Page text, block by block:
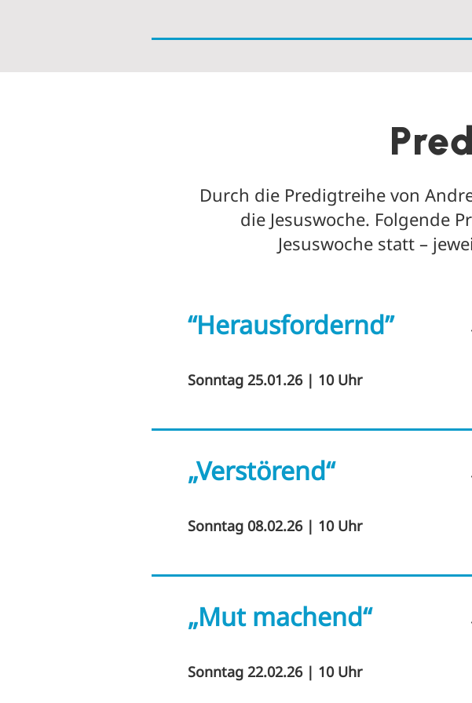
Durch die Predigtreihe von
die Jesuswoche. Folgende
Jesuswoche statt –
“Herausfordernd”
Sonntag 25.01.26 | 10 Uhr
„Verstörend“
Sonntag 08.02.26 | 10 Uhr
„Mut machend“
Sonntag 22.02.26 | 10 Uhr